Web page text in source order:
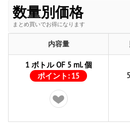
数量別価格
まとめ買いでお得になります
内容量
1 ボトル OF 5 ml. 個
ポイント: 15